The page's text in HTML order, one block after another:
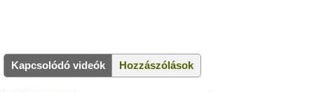
Kapcsolódó videók Hozzászólások